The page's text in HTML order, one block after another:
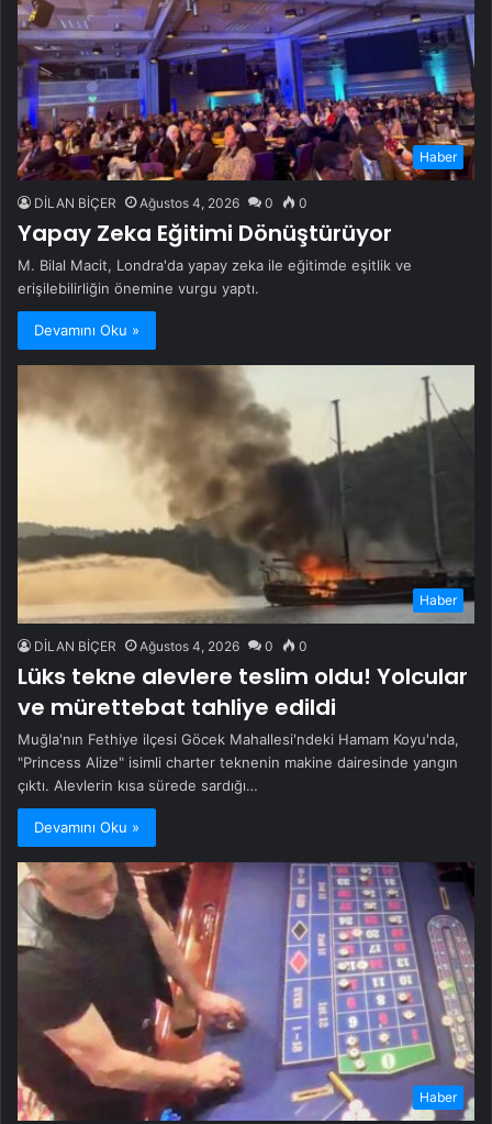
Haber
DİLAN BİÇER Ağustos 4, 2026 0 0
Yapay Zeka Eğitimi Dönüştürüyor
M. Bilal Macit, Londra'da yapay zeka ile eğitimde eşitlik ve
erişilebilirliğin önemine vurgu yaptı.
Devamını Oku »
Haber
DİLAN BİÇER Ağustos 4, 2026 0 0
Lüks tekne alevlere teslim oldu! Yolcular
ve mürettebat tahliye edildi
Muğla'nın Fethiye ilçesi Göcek Mahallesi'ndeki Hamam Koyu'nda,
"Princess Alize" isimli charter teknenin makine dairesinde yangın
çıktı. Alevlerin kısa sürede sardığı…
Devamını Oku »
Haber